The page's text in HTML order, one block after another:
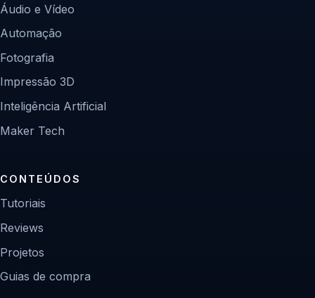
Áudio e Vídeo
Automação
Fotografia
Impressão 3D
Inteligência Artificial
Maker Tech
CONTEÚDOS
Tutoriais
Reviews
Projetos
Guias de compra